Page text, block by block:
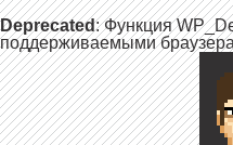
Deprecated: Функция
поддерживаемыми